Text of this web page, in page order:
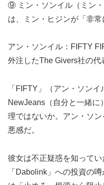
⑨ ミン・ソンイル（ミン・
は、ミン・ヒジンが「非常
アン・ソンイル：FIFTY
外注したThe Givers社の代
「FIFTY」（アン・ソン
NewJeans（自分と一緒に
理ではないか。アン・ソ
悪感だ。
彼女は不正疑惑を知ってい
「Dabolink」への投資の